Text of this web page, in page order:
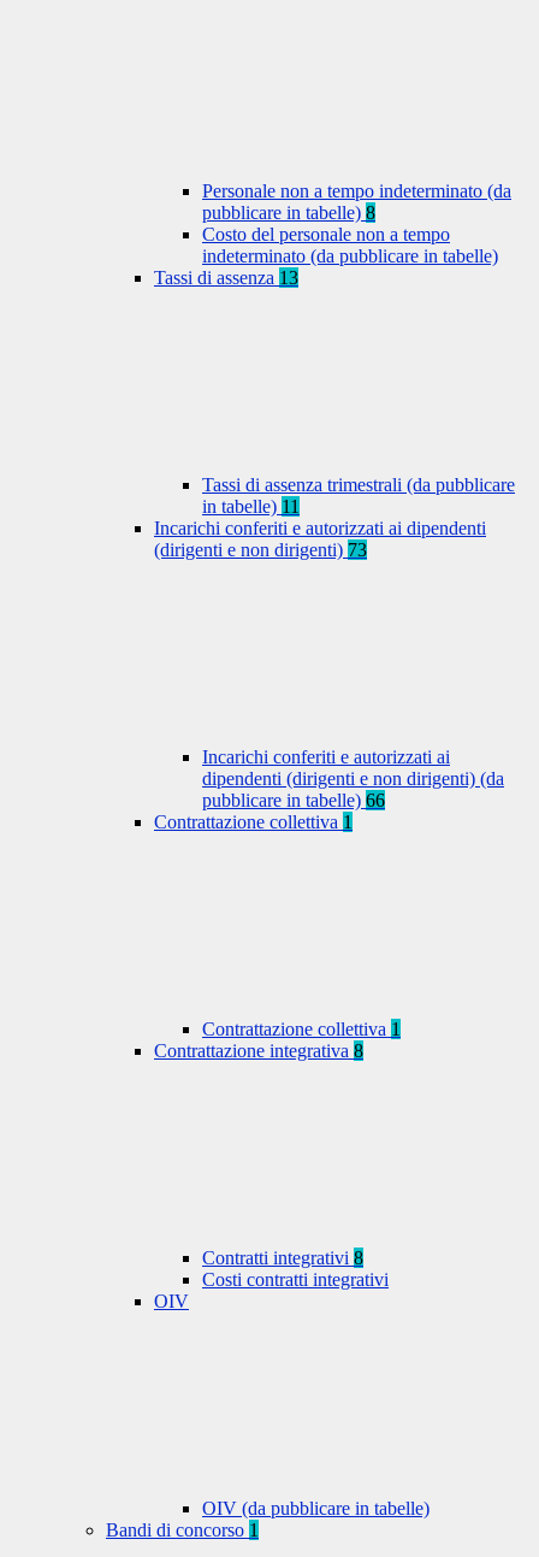
Personale non a tempo indeterminato (da
pubblicare in tabelle) 8
Costo del personale non a tempo
indeterminato (da pubblicare in tabelle)
Tassi di assenza 13
Tassi di assenza trimestrali (da pubblicare
in tabelle) 11
Incarichi conferiti e autorizzati ai dipendenti
(dirigenti e non dirigenti) 73
Incarichi conferiti e autorizzati ai
dipendenti (dirigenti e non dirigenti) (da
pubblicare in tabelle) 66
Contrattazione collettiva 1
Contrattazione collettiva 1
Contrattazione integrativa 8
Contratti integrativi 8
Costi contratti integrativi
OIV
OIV (da pubblicare in tabelle)
Bandi di concorso 1